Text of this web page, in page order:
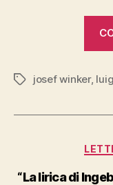
Tagsjosef winker,
“La lirica di